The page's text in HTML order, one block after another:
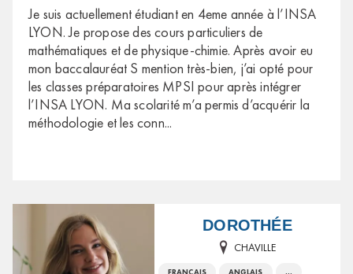
Je suis actuellement étudiant en 4eme année à l’INSA
LYON. Je propose des cours particuliers de
mathématiques et de physique-chimie. Après avoir eu
mon baccalauréat S mention très-bien, j’ai opté pour
les classes préparatoires MPSI pour après intégrer
l’INSA LYON. Ma scolarité m’a permis d’acquérir la
méthodologie et les conn...
DOROTHÉE
CHAVILLE